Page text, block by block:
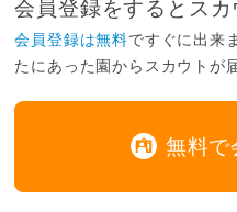
会員登録をするとスカ
会員登録は無料ですぐに出来
たにあった園からスカウトが届
無料で